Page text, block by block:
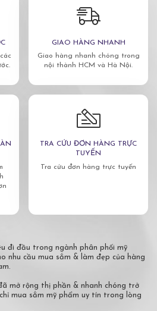
GIAO HÀNG NHANH
Giao hàng nhanh chóng trong
nội thành HCM và Hà Nội.
TRA CỨU ĐƠN HÀNG TRỰC
TUYẾN
Tra cứu đơn hàng trực tuyến
đi đầu trong ngành phân phối mỹ
nhu cầu mua sắm & làm đẹp của hàng
mở rộng thị phần & nhanh chóng trở
mua sắm mỹ phẩm uy tín trong lòng